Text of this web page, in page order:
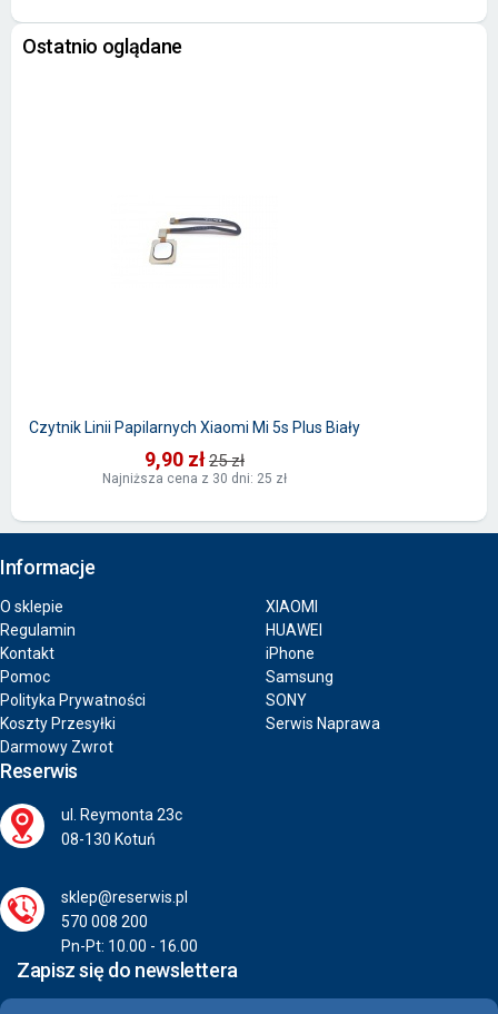
Ostatnio oglądane
Czytnik Linii Papilarnych Xiaomi Mi 5s Plus Biały
9,90 zł25 zł
Najniższa cena z 30 dni: 25 zł
Informacje
O sklepie
Regulamin
Kontakt
Pomoc
Polityka Prywatności
Koszty Przesyłki
Darmowy Zwrot
XIAOMI
HUAWEI
iPhone
Samsung
SONY
Serwis Naprawa
Reserwis
ul. Reymonta 23c
08-130 Kotuń
sklep@reserwis.pl
570 008 200
Pn-Pt: 10.00 - 16.00
Zapisz się do newslettera